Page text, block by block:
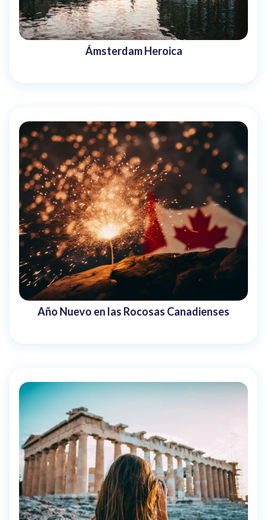
Ámsterdam Heroica
Año Nuevo en las Rocosas Canadienses